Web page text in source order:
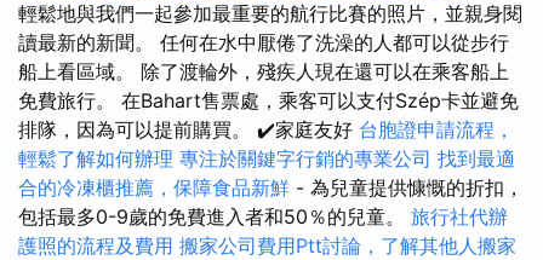
輕鬆地與我們一起參加最重要的航行比賽的照片，並親身閱
讀最新的新聞。 任何在水中厭倦了洗澡的人都可以從步行
船上看區域。 除了渡輪外，殘疾人現在還可以在乘客船上
免費旅行。 在Bahart售票處，乘客可以支付Szép卡並避免
排隊，因為可以提前購買。 ✔️家庭友好 台胞證申請流程，
輕鬆了解如何辦理 專注於關鍵字行銷的專業公司 找到最適
合的冷凍櫃推薦，保障食品新鮮 - 為兒童提供慷慨的折扣，
包括最多0-9歲的免費進入者和50％的兒童。 旅行社代辦
護照的流程及費用 搬家公司費用Ptt討論，了解其他人搬家